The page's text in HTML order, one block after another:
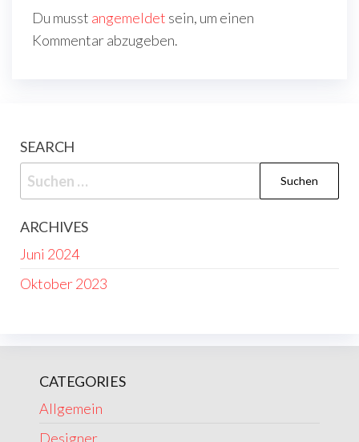
Du musst angemeldet sein, um einen
Kommentar abzugeben.
SEARCH
Suchen
nach:
ARCHIVES
Juni 2024
Oktober 2023
CATEGORIES
Allgemein
Designer